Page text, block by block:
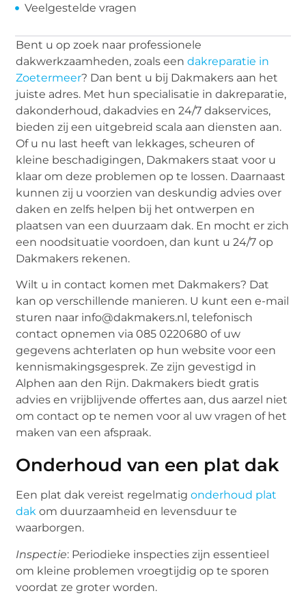
Veelgestelde vragen
Bent u op zoek naar professionele
dakwerkzaamheden, zoals eendakreparatie in
Zoetermeer? Dan bent u bij Dakmakers aan het
juiste adres. Met hun specialisatie in dakreparatie,
dakonderhoud, dakadvies en 24/7 dakservices,
bieden zij een uitgebreid scala aan diensten aan.
Of u nu last heeft van lekkages, scheuren of
kleine beschadigingen, Dakmakers staat voor u
klaar om deze problemen op te lossen. Daarnaast
kunnen zij u voorzien van deskundig advies over
daken en zelfs helpen bij het ontwerpen en
plaatsen van een duurzaam dak. En mocht er zich
een noodsituatie voordoen, dan kunt u 24/7 op
Dakmakers rekenen.
Wilt u in contact komen met Dakmakers? Dat
kan op verschillende manieren. U kunt een e-mail
sturen naar info@dakmakers.nl, telefonisch
contact opnemen via 085 0220680 of uw
gegevens achterlaten op hun website voor een
kennismakingsgesprek. Ze zijn gevestigd in
Alphen aan den Rijn. Dakmakers biedt gratis
advies en vrijblijvende offertes aan, dus aarzel niet
om contact op te nemen voor al uw vragen of het
maken van een afspraak.
Onderhoud van een plat dak
Een plat dak vereist regelmatigonderhoud plat
dak om duurzaamheid en levensduur te
waarborgen.
Inspectie: Periodieke inspecties zijn essentieel
om kleine problemen vroegtijdig op te sporen
voordat ze groter worden.